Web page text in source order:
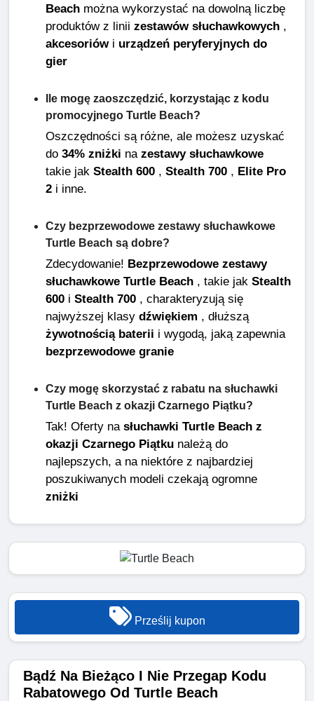
Beach można wykorzystać na dowolną liczbę
produktów z linii zestawów słuchawkowych ,
akcesoriówi urządzeń peryferyjnych do
gier
Ile mogę zaoszczędzić, korzystając z kodu
promocyjnego Turtle Beach?
Oszczędności są różne, ale możesz uzyskać
do 34% zniżki na zestawy słuchawkowe
takie jak Stealth 600 , Stealth 700 , Elite Pro
2 i inne.
Czy bezprzewodowe zestawy słuchawkowe
Turtle Beach są dobre?
Zdecydowanie! Bezprzewodowe zestawy
słuchawkowe Turtle Beach , takie jak Stealth
600 i Stealth 700 , charakteryzują się
najwyższej klasy dźwiękiem , dłuższą
żywotnością baterii i wygodą, jaką zapewnia
bezprzewodowe granie
Czy mogę skorzystać z rabatu na słuchawki
Turtle Beach z okazji Czarnego Piątku?
Tak! Oferty na słuchawki Turtle Beach z
okazji Czarnego Piątku należą do
najlepszych, a na niektóre z najbardziej
poszukiwanych modeli czekają ogromne
zniżki
Prześlij kupon
Bądź Na Bieżąco I Nie Przegap Kodu
Rabatowego Od Turtle Beach